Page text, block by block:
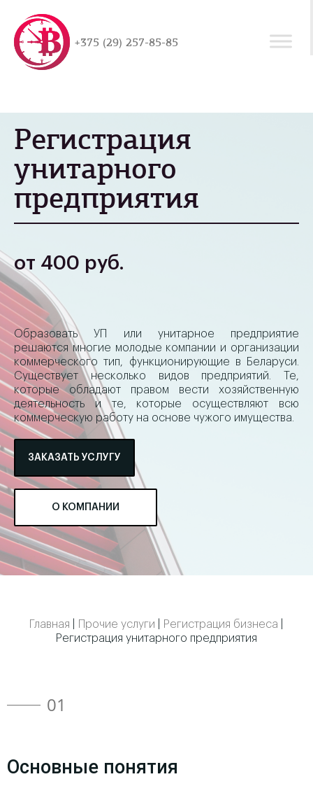
+375 (29) 257-85-85
Регистрация
унитарного
предприятия
от 400 руб.
Образовать УП или унитарное предприятие
решаются многие молодые компании и организации
коммерческого тип, функционирующие в Беларуси.
Существует несколько видов предприятий. Те,
которые обладают правом вести хозяйственную
деятельность и те, которые осуществляют всю
коммерческую работу на основе чужого имущества.
ЗАКАЗАТЬ УСЛУГУ
О КОМПАНИИ
Главная Прочие услуги Регистрация бизнеса
Регистрация унитарного предприятия
01
Основные понятия